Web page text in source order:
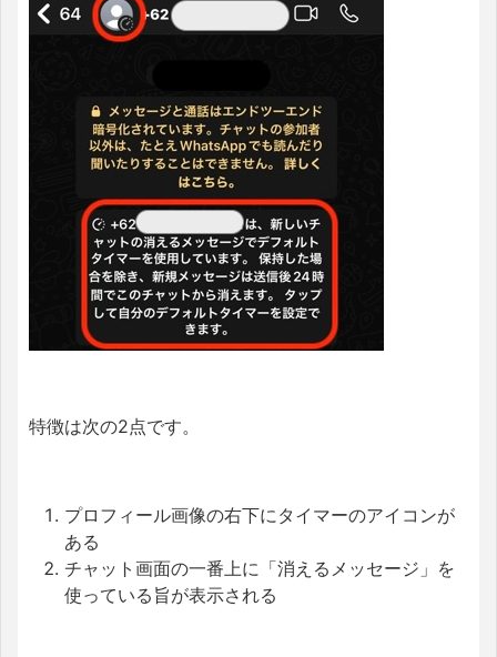
特徴は次の2点です。
プロフィール画像の右下にタイマーのアイコンが
ある
チャット画面の一番上に「消えるメッセージ」を
使っている旨が表示される